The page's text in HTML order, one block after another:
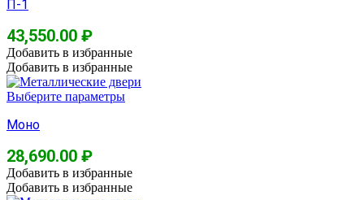
П-1
43,550.00 ₽
Добавить в избранные
Добавить в избранные
Выберите параметры
Моно
28,690.00 ₽
Добавить в избранные
Добавить в избранные